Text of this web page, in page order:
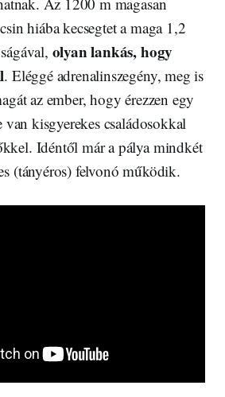
hiába kecsegtet a maga 1,2
olyan lankás, hogy
. Eléggé adrenalinszegény, meg is
az ember, hogy érezzen egy
van kisgyerekes családosokkal
Idéntől már a pálya mindkét
(tányéros) felvonó működik.